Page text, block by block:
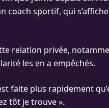
coach sportif, qui
relation privée,
les en a empêchés.
faite plus rapidement
tôt je trouve ».